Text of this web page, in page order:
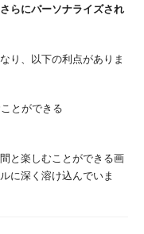
らにパーソナライズされ
り、以下の利点がありま
とができる
と楽しむことができる画
に深く溶け込んでいま